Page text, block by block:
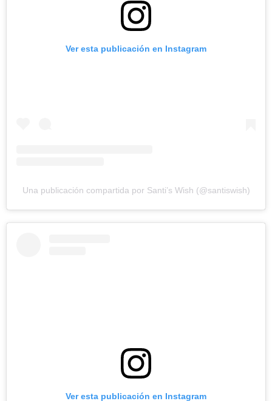
Ver esta publicación en Instagram
Una publicación compartida por Santi’s Wish (@santiswish)
Ver esta publicación en Instagram